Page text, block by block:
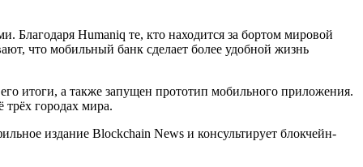
Благодаря Humaniq те, кто находится за бортом мировой
что мобильный банк сделает более удобной жизнь
итоги, а также запущен прототип мобильного приложения.
городах мира.
издание Blockchain News и консультирует блокчейн-